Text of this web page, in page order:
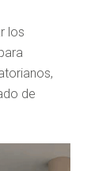
los
de